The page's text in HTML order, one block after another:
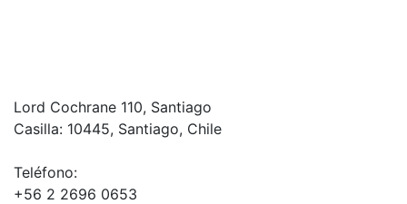
Lord Cochrane 110, Santiago
Casilla: 10445, Santiago, Chile
Teléfono:
+56 2 2696 0653